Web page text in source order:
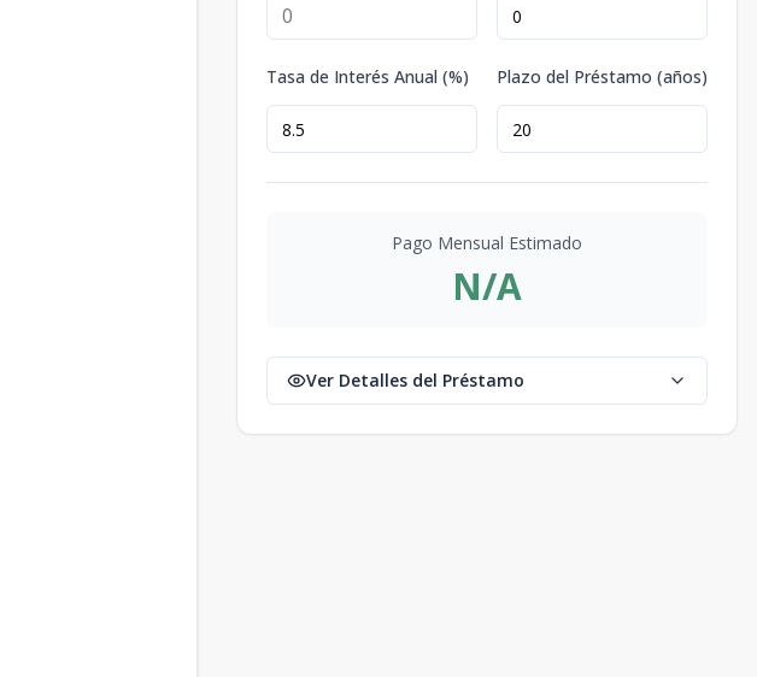
Tasa de Interés Anual (%) Plazo del Préstamo (años)
Pago Mensual Estimado
N/A
Ver Detalles del Préstamo